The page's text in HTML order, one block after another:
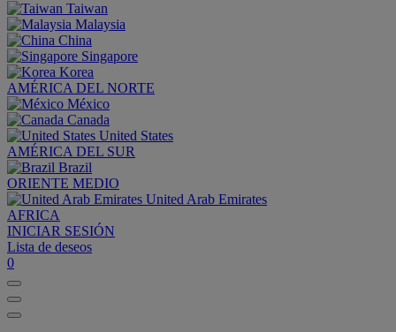
Taiwan
Malaysia
China
Singapore
Korea
AMÉRICA DEL NORTE
México
Canada
United States
AMÉRICA DEL SUR
Brazil
ORIENTE MEDIO
United Arab Emirates
AFRICA
INICIAR SESIÓN
Lista de deseos
0